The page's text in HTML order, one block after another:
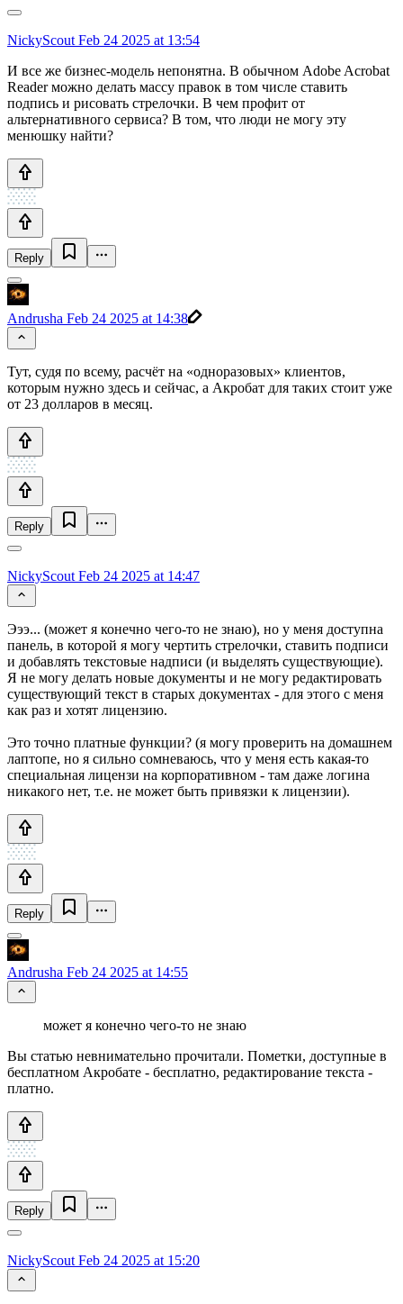
NickyScout Feb 24 2025 at 13:54
И все же бизнес-модель непонятна. В обычном Adobe Acrobat
Reader можно делать массу правок в том числе ставить
подпись и рисовать стрелочки. В чем профит от
альтернативного сервиса? В том, что люди не могу эту
менюшку найти?
Reply
Andrusha Feb 24 2025 at 14:38
Тут, судя по всему, расчёт на «одноразовых» клиентов,
которым нужно здесь и сейчас, а Акробат для таких стоит уже
от 23 долларов в месяц.
Reply
NickyScout Feb 24 2025 at 14:47
Эээ... (может я конечно чего-то не знаю), но у меня доступна
панель, в которой я могу чертить стрелочки, ставить подписи
и добавлять текстовые надписи (и выделять существующие).
Я не могу делать новые документы и не могу редактировать
существующий текст в старых документах - для этого с меня
как раз и хотят лицензию.
Это точно платные функции? (я могу проверить на домашнем
лаптопе, но я сильно сомневаюсь, что у меня есть какая-то
специальная лицензи на корпоративном - там даже логина
никакого нет, т.е. не может быть привязки к лицензии).
Reply
Andrusha Feb 24 2025 at 14:55
может я конечно чего-то не знаю
Вы статью невнимательно прочитали. Пометки, доступные в
бесплатном Акробате - бесплатно, редактирование текста -
платно.
Reply
NickyScout Feb 24 2025 at 15:20